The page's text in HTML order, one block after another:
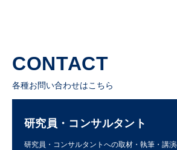
CONTACT
各種お問い合わせはこちら
研究員・コンサルタント
研究員・コンサルタントへの取材・執筆・講